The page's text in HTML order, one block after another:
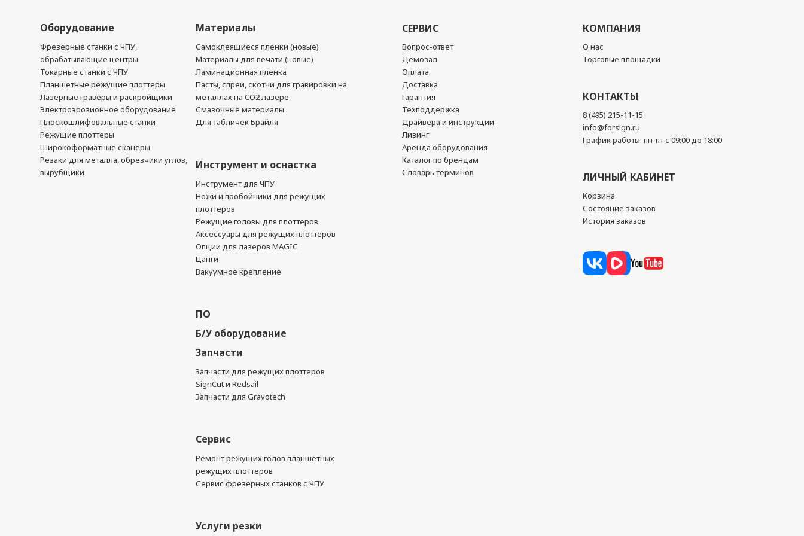
Оборудование
Фрезерные станки с ЧПУ,
обрабатывающие центры
Токарные станки с ЧПУ
Планшетные режущие плоттеры
Лазерные гравёры и раскройщики
Электроэрозионное оборудование
Плоскошлифовальные станки
Режущие плоттеры
Широкоформатные сканеры
Резаки для металла, обрезчики углов,
вырубщики
Материалы
Самоклеящиеся пленки (новые)
Материалы для печати (новые)
Ламинационная пленка
Пасты, спреи, скотчи для гравировки на
металлах на CO2 лазере
Смазочные материалы
Для табличек Брайля
Инструмент и оснастка
Инструмент для ЧПУ
Ножи и пробойники для режущих
плоттеров
Режущие головы для плоттеров
Аксессуары для режущих плоттеров
Опции для лазеров MAGIC
Цанги
Вакуумное крепление
ПО
Б/У оборудование
Запчасти
Запчасти для режущих плоттеров
SignCut и Redsail
Запчасти для Gravotech
Сервис
Ремонт режущих голов планшетных
режущих плоттеров
Сервис фрезерных станков с ЧПУ
Услуги резки
СЕРВИС
Вопрос-ответ
Демозал
Оплата
Доставка
Гарантия
Техподдержка
Драйвера и инструкции
Лизинг
Аренда оборудования
Каталог по брендам
Словарь терминов
КОМПАНИЯ
О нас
Торговые площадки
КОНТАКТЫ
8 (495) 215-11-15
info@forsign.ru
График работы: пн-пт с 09:00 до 18:00
ЛИЧНЫЙ КАБИНЕТ
Корзина
Состояние заказов
История заказов